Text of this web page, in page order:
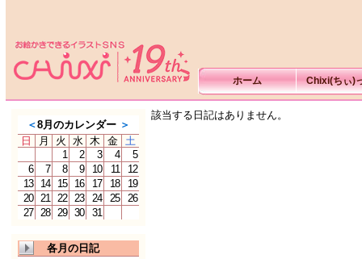
ホーム Chixi(ちぃ)
＜8月のカレンダー ＞
日
月 火 水 木 金 土
1
2 3 4
5
6
7 8 9 10 11
12
13
14 15 16 17 18
19
20 21 22 23 24 25
26
27 28 29 30 31
各月の日記
該当する日記はありません。